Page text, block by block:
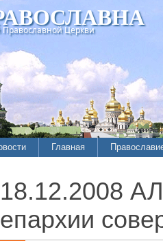
Церкви
Главная
18.12.2008
епархии